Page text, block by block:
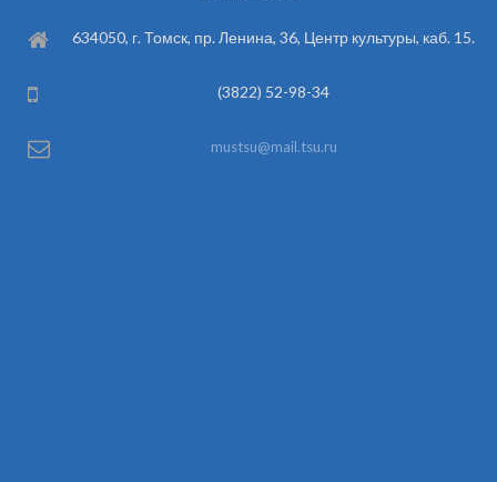
634050, г. Томск, пр. Ленина, 36, Центр культуры, каб. 15.
(3822) 52-98-34
mustsu@mail.tsu.ru